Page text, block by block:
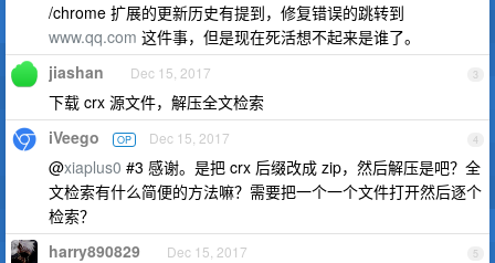
/chrome 扩展的更新历史有提到，修复错误的跳转到
www.qq.com 这件事，但是现在死活想不起来是谁了。
3
jiashan Dec 15, 2017
下载 crx 源文件，解压全文检索
4
iVeego OP Dec 15, 2017
@xiaplus0 #3 感谢。是把 crx 后缀改成 zip，然后解压是吧？全
文检索有什么简便的方法嘛？需要把一个一个文件打开然后逐个
检索？
5
harry890829 Dec 15, 2017